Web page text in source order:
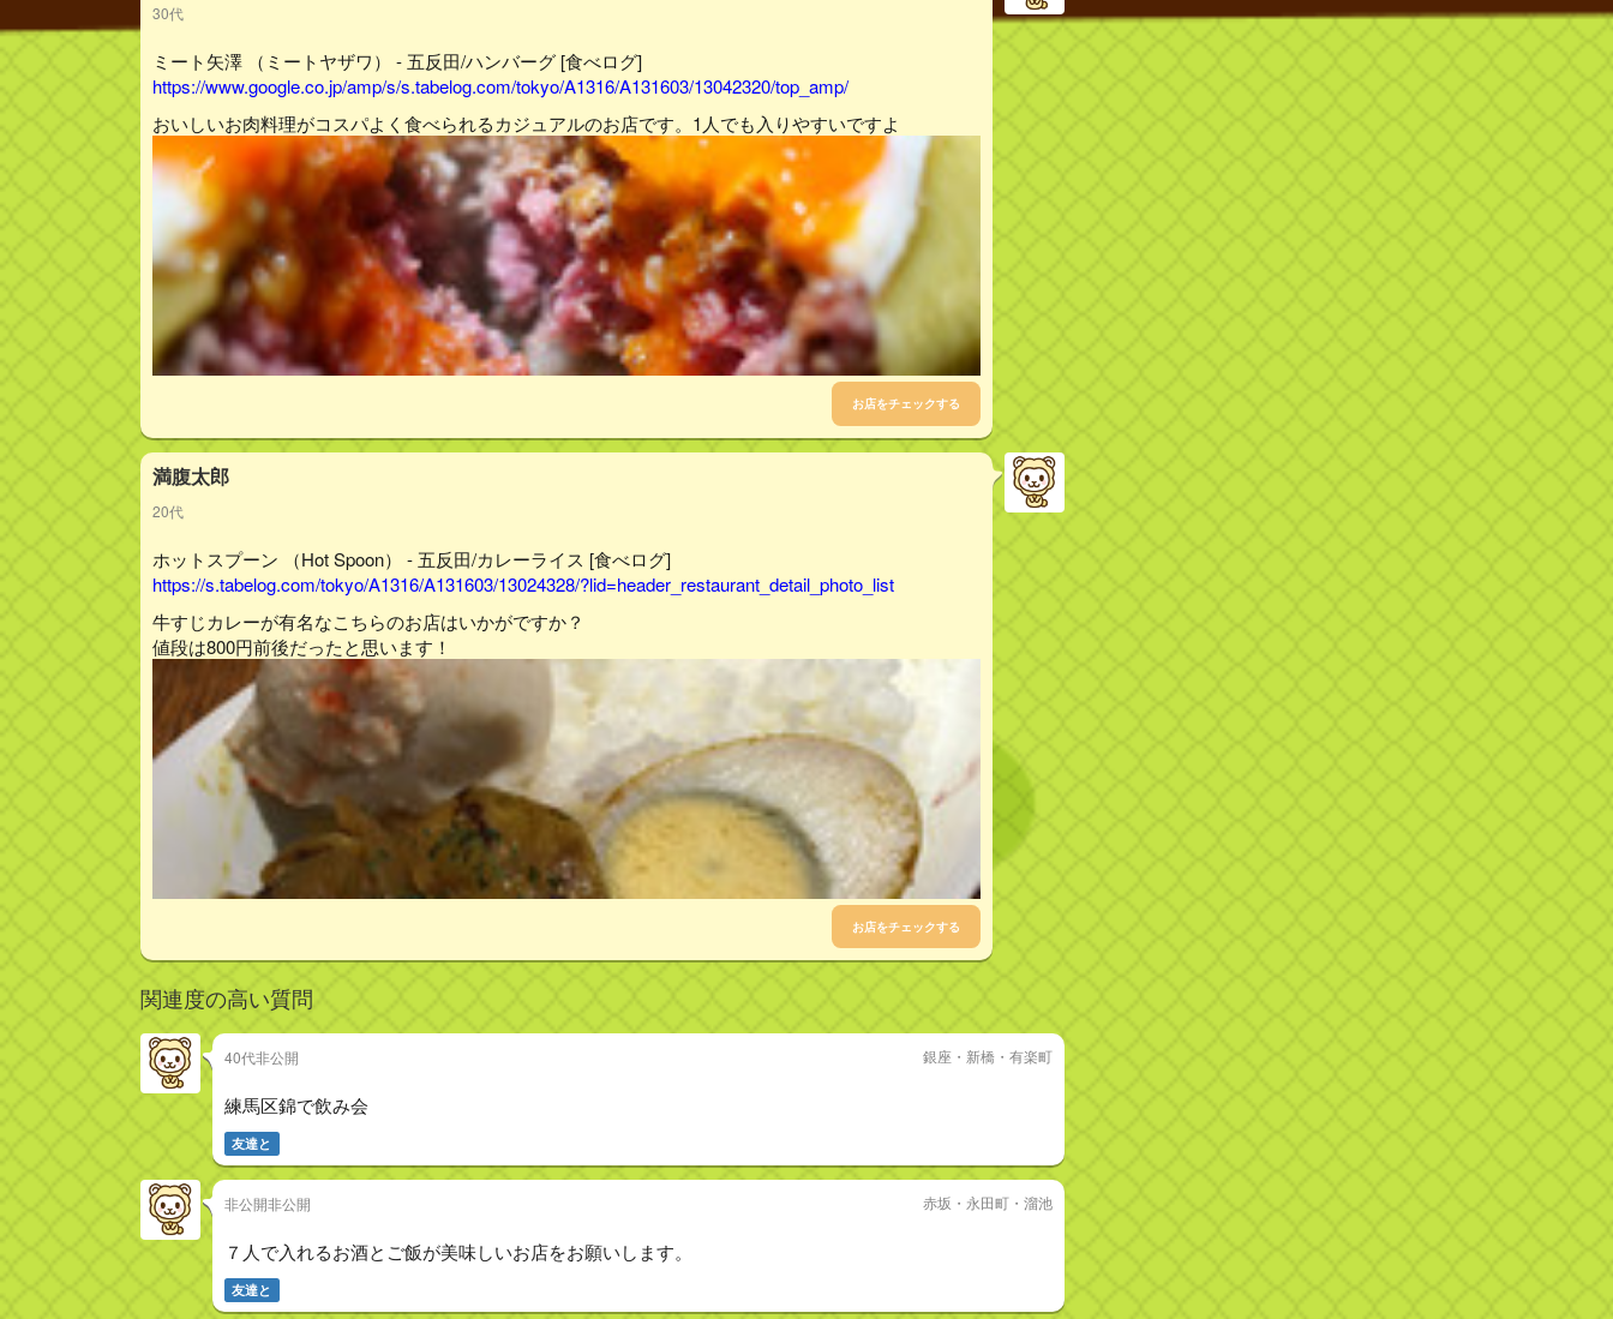
30代
ミート矢澤 （ミートヤザワ） - 五反田/ハンバーグ [食べログ]
https://www.google.co.jp/amp/s/s.tabelog.com/tokyo/A1316/A131603/13042320/top_amp/
おいしいお肉料理がコスパよく食べられるカジュアルのお店です。1人でも入りやすいですよ
お店をチェックする
満腹太郎
20代
ホットスプーン （Hot Spoon） - 五反田/カレーライス [食べログ]
https://s.tabelog.com/tokyo/A1316/A131603/13024328/?lid=header_restaurant_detail_photo_list
牛すじカレーが有名なこちらのお店はいかがですか？
値段は800円前後だったと思います！
お店をチェックする
関連度の高い質問
40代非公開 銀座・新橋・有楽町
練馬区錦で飲み会
友達と
非公開非公開 赤坂・永田町・溜池
７人で入れるお酒とご飯が美味しいお店をお願いします。
友達と